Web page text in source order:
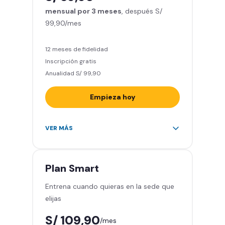
Relájate en los sillones de
masajes
que quieras
mensual por 3 meses , después S/
99,90/mes
12 meses de fidelidad
Inscripción gratis
Anualidad S/ 99,90
Empieza hoy
Entrena en todos los gimnasios de
de peso libre e integrado -
Máquinas, pesas, discos y barras
Clases grupales con profesores -
Smart Fit App - Tu plan de
VER MÁS
Plan Smart
Entrena cuando quieras en la sede que
elijas
S/ 109,90/mes